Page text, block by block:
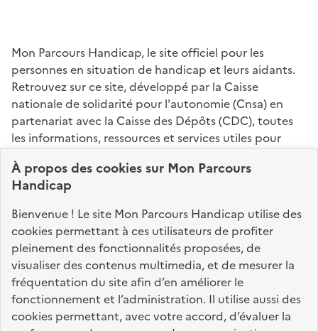
À propos descookiessur Mon Parcours
Handicap
Bienvenue ! Le site Mon Parcours Handicap utilise des
cookies permettant à ces utilisateurs de profiter
pleinement des fonctionnalités proposées, de
visualiser des contenus multimedia, et de mesurer la
fréquentation du site afin d’en améliorer le
fonctionnement et l’administration. Il utilise aussi des
cookies permettant, avec votre accord, d’évaluer la
Mon Parcours Handicap, le site officiel pour les
personnes en situation de handicap et leurs aidants.
Retrouvez sur ce site, développé par la Caisse
nationale de solidarité pour l'autonomie (Cnsa) en
partenariat avec la Caisse des Dépôts (CDC), toutes
les informations, ressources et services utiles pour
connaître vos droits, effectuer vos démarches,
identifier vos interlocuteurs.
Nos sites partenaires
info.gouv.fr service-public.fr legifrance.gouv.fr
data.gouv.fr
Nos partenaires